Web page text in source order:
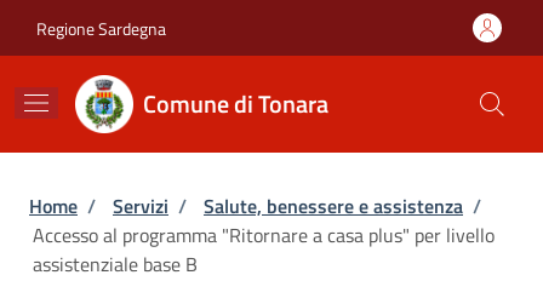
Regione Sardegna
Comune di Tonara
Briciole di pane
Home / Servizi / Salute, benessere e assistenza /
Accesso al programma "Ritornare a casa plus" per livello
assistenziale base B